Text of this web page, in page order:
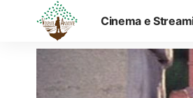
Cinema e